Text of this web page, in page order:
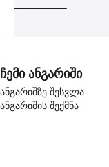
ჩემი ანგარიში
ანგარიშზე შესვლა
ანგარიშის შექმნა